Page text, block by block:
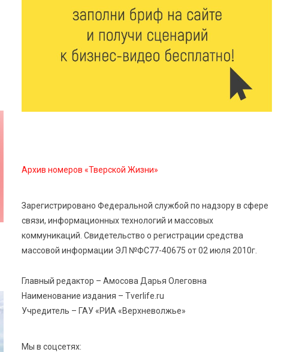
7 Авг 2026 15:37 143
Жителям Тверской области напомнили об
опасности домашних заготовок
Золотой век “Горьковки”: как А. М. Кузнецова
«Россети Центр» отремонтировали почти 270
в Тверской области
7 Авг 2026 15:10 126
На Петербургском марафоне «Пушкин — Петербург»
профессиональных спортсменов
7 Авг 2026 15:02 919
заслуги тренеров и атлетов
Архив номеров «Тверской Жизни»
Зарегистрировано Федеральной службой по надзору в сфере
связи, информационных технологий и массовых
коммуникаций. Свидетельство о регистрации средства
массовой информации ЭЛ №ФС77-40675 от 02 июля 2010г.
Главный редактор – Амосова Дарья Олеговна
Наименование издания – Tverlife.ru
Учредитель – ГАУ «РИА «Верхневолжье»
Мы в соцсетях: